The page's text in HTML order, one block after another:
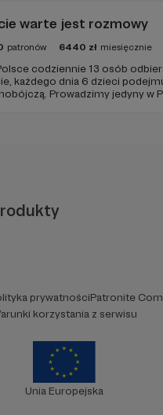
warte jest rozmowy
patronów 6440 zł miesięcznie
codziennie 13 osób
każdego dnia 6 dzieci
Prowadzimy jedyny w
prywatnościPatronite
korzystania z serwisu
Unia Europejska